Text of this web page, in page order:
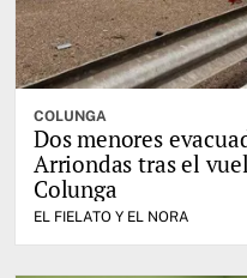
COLUNGA
Dos menores
Arriondas tras el
Colunga
EL FIELATO Y EL NORA